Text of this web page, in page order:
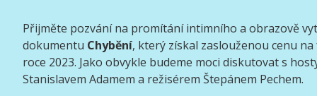
Přijměte pozvání na promítání intimního a obrazově
dokumentu Chybění, který získal zaslouženou cenu na
roce 2023. Jako obvykle budeme moci diskutovat s
Stanislavem Adamem a režisérem Štepánem Pechem.